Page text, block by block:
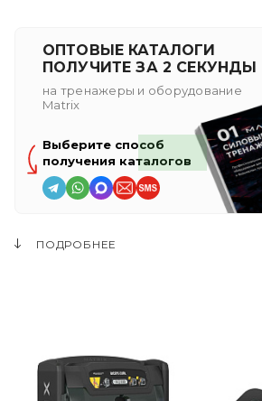
ОПТОВЫЕ КАТАЛОГИ
ПОЛУЧИТЕ ЗА 2 СЕКУНДЫ
на тренажеры и оборудование
Matrix
Выберите способ
получения каталогов
ПОДРОБНЕЕ